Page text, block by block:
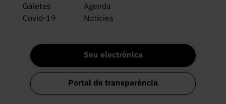
Galetes
Agenda
Covid-19
Notícies
Seu electrònica
Portal de transparència